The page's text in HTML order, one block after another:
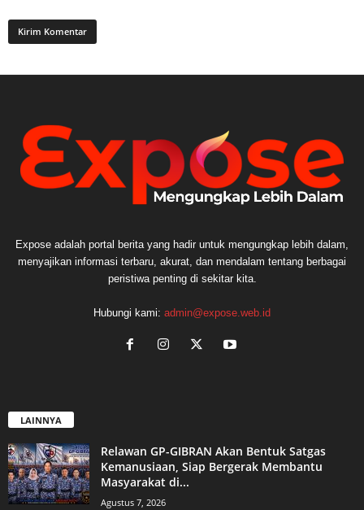
Expose adalah portal berita yang hadir untuk mengungkap lebih dalam,
menyajikan informasi terbaru, akurat, dan mendalam tentang berbagai
peristiwa penting di sekitar kita.
Hubungi kami: admin@expose.web.id
LAINNYA
Relawan GP-GIBRAN Akan Bentuk Satgas
Kemanusiaan, Siap Bergerak Membantu
Masyarakat di...
Agustus 7, 2026